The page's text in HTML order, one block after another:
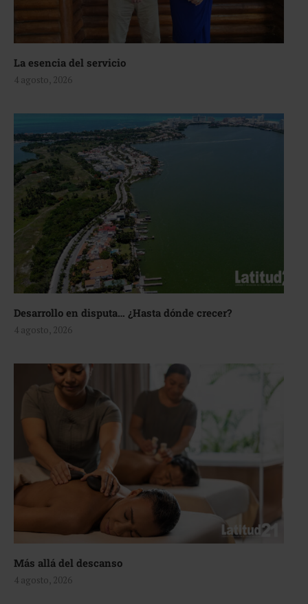
La esencia del servicio
4 agosto, 2026
Desarrollo en disputa… ¿Hasta dónde crecer?
4 agosto, 2026
Más allá del descanso
4 agosto, 2026